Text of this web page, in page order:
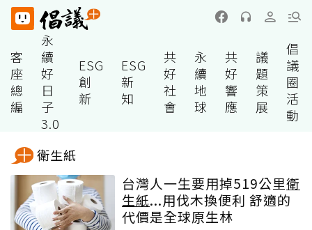
客
座
總
編
永
續
好
日
子
3.0
ESG
創
新
ESG
新
知
共
好
社
會
永
續
地
球
共
好
響
應
議
題
策
展
倡
議
圈
活
動
衛生紙
台灣人一生要用掉519公里衛
生紙...用伐木換便利 舒適的
代價是全球原生林